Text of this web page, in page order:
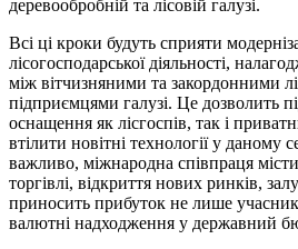
деревообробній та лісовій галузі.
Всі ці кроки будуть сприяти
лісогосподарської діяльності,
між вітчизняними та закордонними
підприємцями галузі. Це дозволить
оснащення як лісгоспів, так і
втілити новітні технології у даному
важливо, міжнародна співпраця
торгівлі, відкриття нових ринків,
приносить прибуток не лише
валютні надходження у державний